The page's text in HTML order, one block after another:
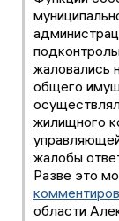
жаловались
общего
жилищного
жалобы
Разве это
области